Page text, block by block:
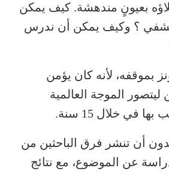
بعيونٍ مندهشة. كيف يمكن
يشفي ؟ وكيف يمكن أن ندرس
بموقفه، لأنه كان يؤمن
ليتصور الموجة العالمية
في خلال 15 سنة.
أن تنشر فرق الباحثين من
دراسة عن الموضوع، مع نتائج